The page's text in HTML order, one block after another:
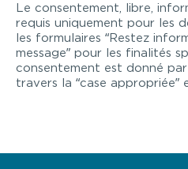
Le consentement, libre,
requis uniquement pour les
les formulaires “Restez
message” pour les finalités
consentement est donné
travers la “case appropriée”